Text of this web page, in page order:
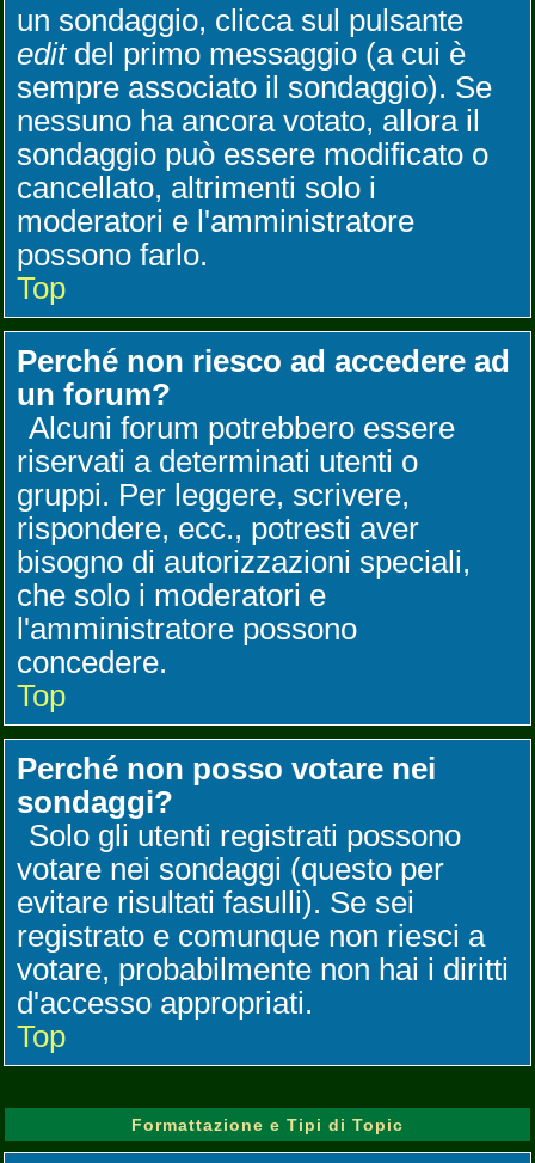
un sondaggio, clicca sul pulsante
editdel primo messaggio (a cui è
sempre associato il sondaggio). Se
nessuno ha ancora votato, allora il
sondaggio può essere modificato o
cancellato, altrimenti solo i
moderatori e l'amministratore
possono farlo.
Top
Perché non riesco ad accedere ad
un forum?
Alcuni forum potrebbero essere
riservati a determinati utenti o
gruppi. Per leggere, scrivere,
rispondere, ecc., potresti aver
bisogno di autorizzazioni speciali,
che solo i moderatori e
l'amministratore possono
concedere.
Top
Perché non posso votare nei
sondaggi?
Solo gli utenti registrati possono
votare nei sondaggi (questo per
evitare risultati fasulli). Se sei
registrato e comunque non riesci a
votare, probabilmente non hai i diritti
d'accesso appropriati.
Top
Formattazione e Tipi di Topic